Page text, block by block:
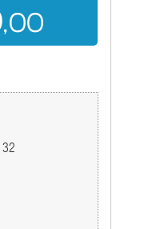
,00
32